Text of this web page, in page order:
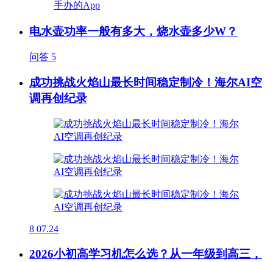
电水壶功率一般有多大，烧水壶多少W？
问答 5
成功挑战火焰山最长时间稳定制冷！海尔AI空
调再创纪录
8 07.24
2026小初高学习机怎么选？从一年级到高三，